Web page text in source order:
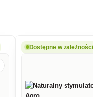
Dostępne w zależności